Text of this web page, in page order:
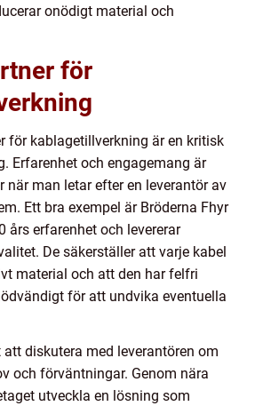
onödigt material och
för
för kablagetillverkning är en kritisk
Erfarenhet och engagemang är
när man letar efter en leverantör av
Ett bra exempel är Bröderna Fhyr
års erfarenhet och levererar
De säkerställer att varje kabel
material och att den har felfri
för att undvika eventuella
diskutera med leverantören om
och förväntningar. Genom nära
utveckla en lösning som